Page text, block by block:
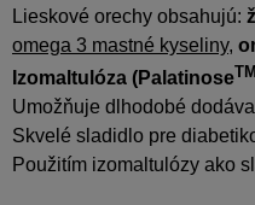
Lieskové orechy obsahujú:
omega 3 mastné kyseliny,
Izomaltulóza (PalatinoseTM
Umožňuje dlhodobé
Skvelé sladidlo pre
Použitím izomaltulózy ako